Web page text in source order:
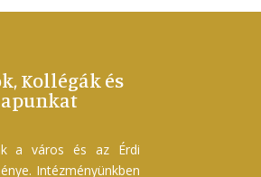
Kollégák és
a város és az Érdi
Intézményünkben